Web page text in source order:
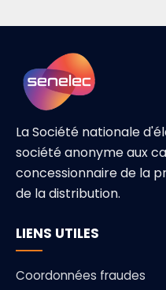
La Société nationale
société anonyme aux
concessionnaire de la
de la distribution.
LIENS UTILES
Coordonnées fraudes